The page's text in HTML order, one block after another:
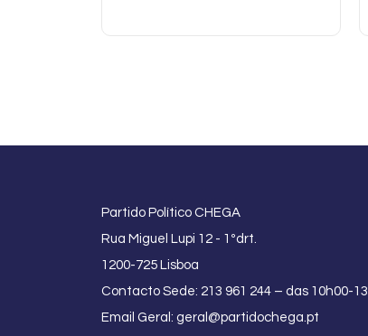
Partido Político CHEGA
Rua Miguel Lupi 12 - 1ºdrt.
1200-725 Lisboa
Contacto Sede: 213 961 244 – das 10h00-
Email Geral: geral@partidochega.pt